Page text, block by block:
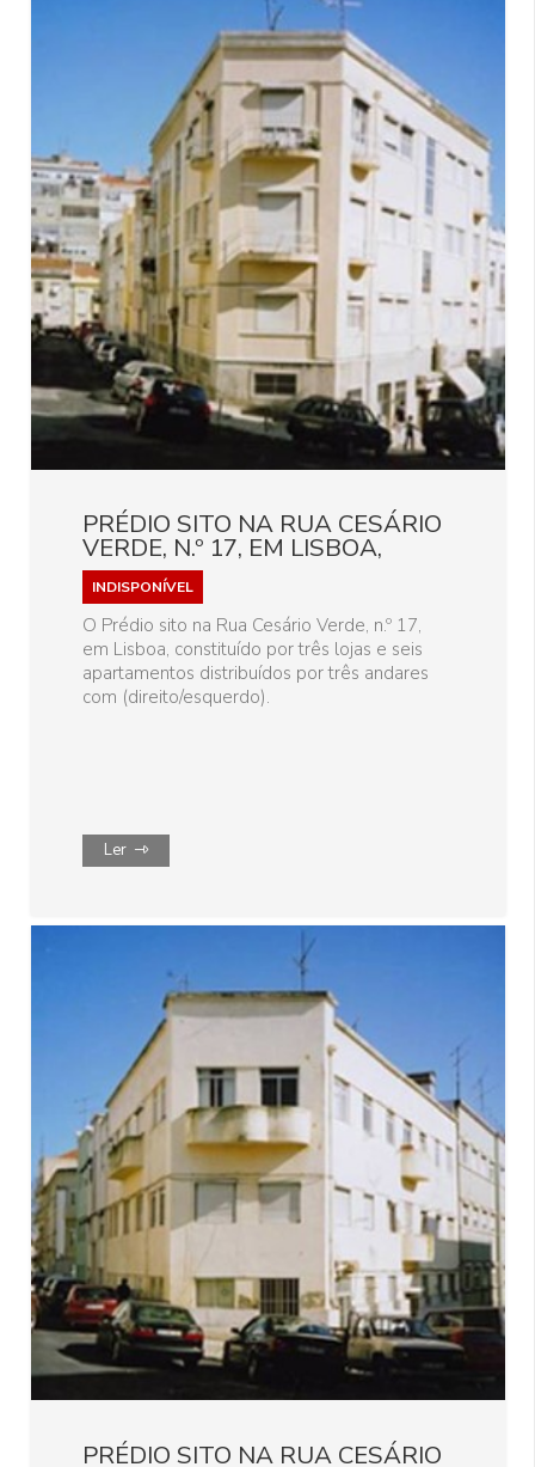
PRÉDIO SITO NA RUA CESÁRIO
VERDE, N.º 17, EM LISBOA,
INDISPONÍVEL
O Prédio sito na Rua Cesário Verde, n.º 17,
em Lisboa, constituído por três lojas e seis
apartamentos distribuídos por três andares
com (direito/esquerdo).
Ler
PRÉDIO SITO NA RUA CESÁRIO